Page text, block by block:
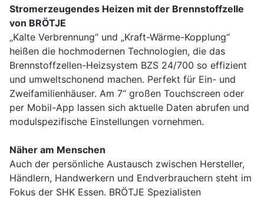
Stromerzeugendes Heizen mit der Brennstoffzelle
von BRÖTJE
„Kalte Verbrennung“ und „Kraft-Wärme-Kopplung“
heißen die hochmodernen Technologien, die das
Brennstoffzellen-Heizsystem BZS 24/700 so effizient
und umweltschonend machen. Perfekt für Ein- und
Zweifamilienhäuser. Am 7“ großen Touchscreen oder
per Mobil-App lassen sich aktuelle Daten abrufen und
modulspezifische Einstellungen vornehmen.
Näher am Menschen
Auch der persönliche Austausch zwischen Hersteller,
Händlern, Handwerkern und Endverbrauchern steht im
Fokus der SHK Essen. BRÖTJE Spezialisten